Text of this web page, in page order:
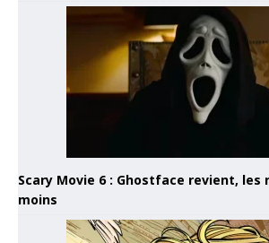
Scary Movie 6 : Ghostface revient, les
moins